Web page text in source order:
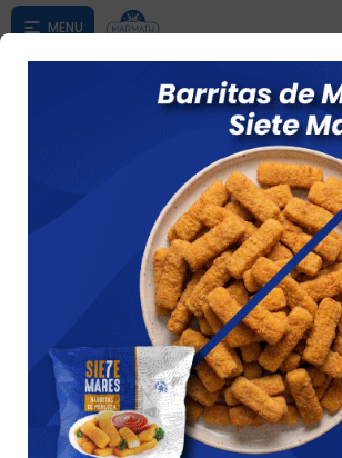
según su zona

Aceite De Oliva Extra Virgen 3